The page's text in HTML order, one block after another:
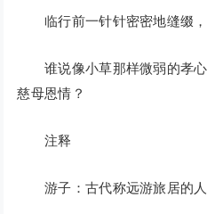
临行前一针针密密地缝缀，
谁说像小草那样微弱的孝心
慈母恩情？
注释
游子：古代称远游旅居的人